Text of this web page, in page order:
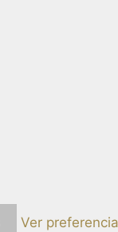
Ver